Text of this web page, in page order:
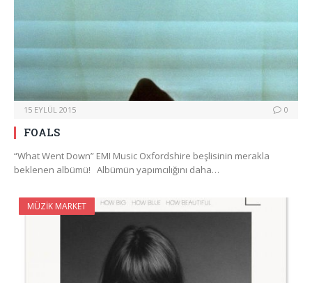
15 EYLÜL 2015 0
FOALS
“What Went Down” EMI Music Oxfordshire beşlisinin merakla
beklenen albümü! Albümün yapımcılığını daha…
MÜZIK MARKET